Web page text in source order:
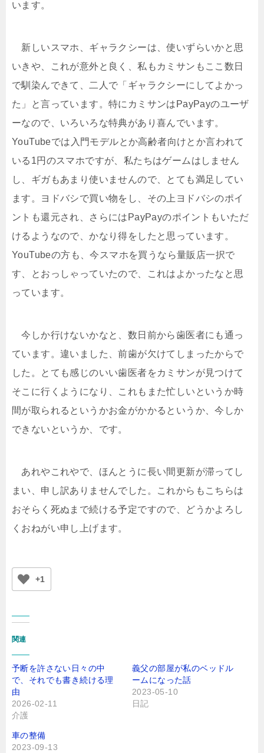
います。
新しいスマホ、ギャラクシーは、使いずらいかと思
いきや、これが意外と良く、私もカミサンもここ数日
で馴染んできて、二人で「ギャラクシーにしてよかっ
た」と言っています。特にカミサンはPayPayのユーザ
ーなので、いろいろな特典があり喜んでいます。
YouTubeでは入門モデルとか高齢者向けとか言われて
いる1円のスマホですが、私たちはゲームはしません
し、ギガもあまり使いませんので、とても満足してい
ます。ヨドバシで買い物をし、その上ヨドバシのポイ
ントも還元され、さらにはPayPayのポイントもいただ
けるようなので、かなり得をしたと思っています。
YouTubeの方も、今スマホを買うなら量販店一択で
す、とおっしゃっていたので、これはよかったなと思
っています。
今しか行けないかなと、数日前から歯医者にも通っ
ています。違いました、前歯が欠けてしまったからで
した。とても感じのいい歯医者をカミサンが見つけて
そこに行くようになり、これもまた忙しいというか時
間が取られるというかお金がかかるというか、今しか
できないというか、です。
あれやこれやで、ほんとうに長い間更新が滞ってし
まい、申し訳ありませんでした。これからもこちらは
おそらく死ぬまで続ける予定ですので、どうかよろし
くおねがい申し上げます。
+1
関連
予断を許さない日々の中
で、それでも書き続ける理
由
2026-02-11
介護
義父の部屋が私のベッドル
ームになった話
2023-05-10
日記
車の整備
2023-09-13